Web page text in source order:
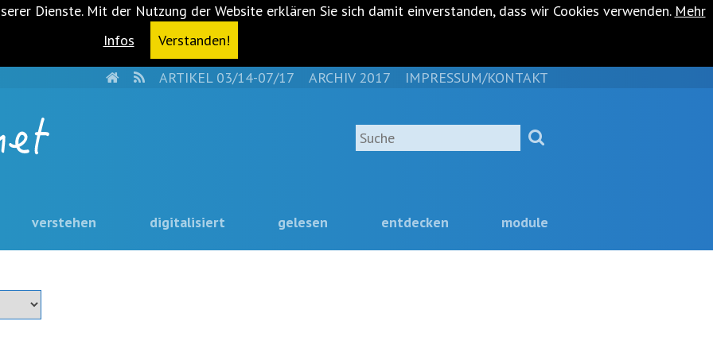
Dienste. Mit der Nutzung der Website erklären Sie sich damit einverstanden, dass wir Cookies verwenden. Mehr
Infos
Verstanden!
HOMERSSARTIKEL 03/14-07/17 ARCHIV 2017 IMPRESSUM/KONTAKT
Suche
verstehen digitalisiert gelesen entdecken module